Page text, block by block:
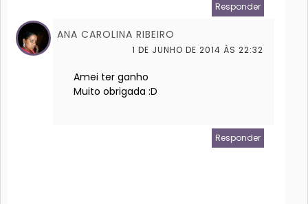
Responder
ANA CAROLINA RIBEIRO
1 DE JUNHO DE 2014 ÀS 22:32
Amei ter ganho
Muito obrigada :D
Responder